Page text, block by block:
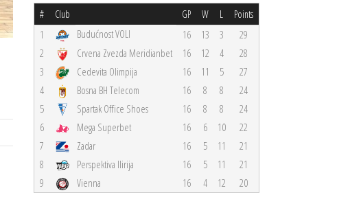
# Club GP W L Points
1 Budućnost VOLI 16 13 3
29
2
Crvena Zvezda Meridianbet 16 12 4
28
3
Cedevita Olimpija 16 11 5
27
4
Bosna BH Telecom 16 8 8
24
5
Spartak Office Shoes 16 8 8
24
6
Mega Superbet 16 6 10
22
7
Zadar 16 5 11
21
8
Perspektiva Ilirija 16 5 11
21
9
Vienna 16 4 12 20